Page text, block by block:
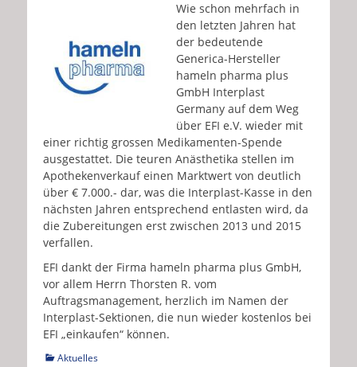
Wie schon mehrfach in
den letzten Jahren hat
der bedeutende
Generica-Hersteller
hameln pharma plus
GmbH Interplast
Germany auf dem Weg
über EFI e.V. wieder mit
einer richtig grossen Medikamenten-Spende
ausgestattet. Die teuren Anästhetika stellen im
Apothekenverkauf einen Marktwert von deutlich
über € 7.000.- dar, was die Interplast-Kasse in den
nächsten Jahren entsprechend entlasten wird, da
die Zubereitungen erst zwischen 2013 und 2015
verfallen.
EFI dankt der Firma hameln pharma plus GmbH,
vor allem Herrn Thorsten R. vom
Auftragsmanagement, herzlich im Namen der
Interplast-Sektionen, die nun wieder kostenlos bei
EFI „einkaufen“ können.
Kategorien
Aktuelles